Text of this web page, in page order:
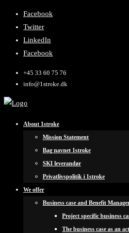
Facebook
Twitter
LinkedIn
Facebook
+45 33 60 75 76
info@1stroke.dk
About 1stroke
Mission Statement
Bag navnet 1stroke
SKI leverandør
Privatlivspolitik i 1stroke
We offer
Business case and Benefit
Project specific business
The business case as an